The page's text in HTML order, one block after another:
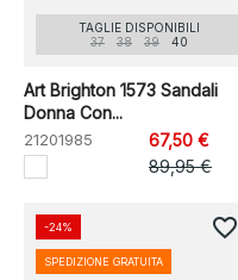
TAGLIE DISPONIBILI
37
38 39 40
Art Brighton 1573 Sandali
Donna Con...
21201985
67,50 €
89,95 €
-24%
SPEDIZIONE GRATUITA
favorite_border